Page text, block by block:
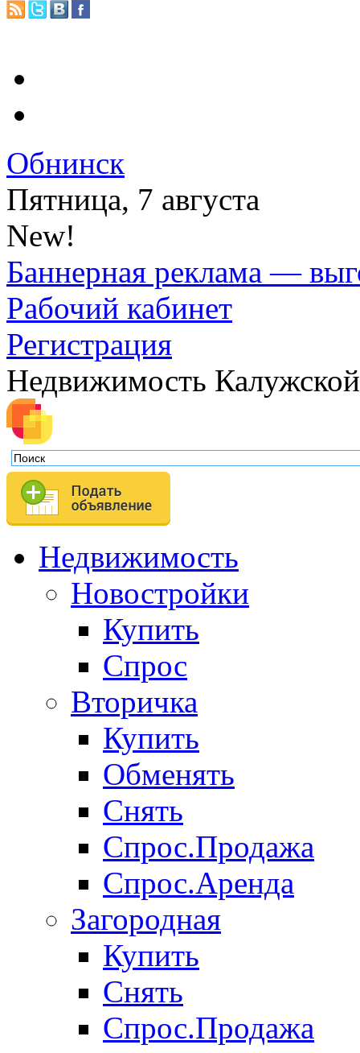
Обнинск
Пятница, 7 августа
New!
Баннерная реклама —
Рабочий кабинет
Регистрация
Недвижимость
Недвижимость
Новостройки
Купить
Спрос
Вторичка
Купить
Обменять
Снять
Спрос.Продажа
Спрос.Аренда
Загородная
Купить
Снять
Спрос.Продажа